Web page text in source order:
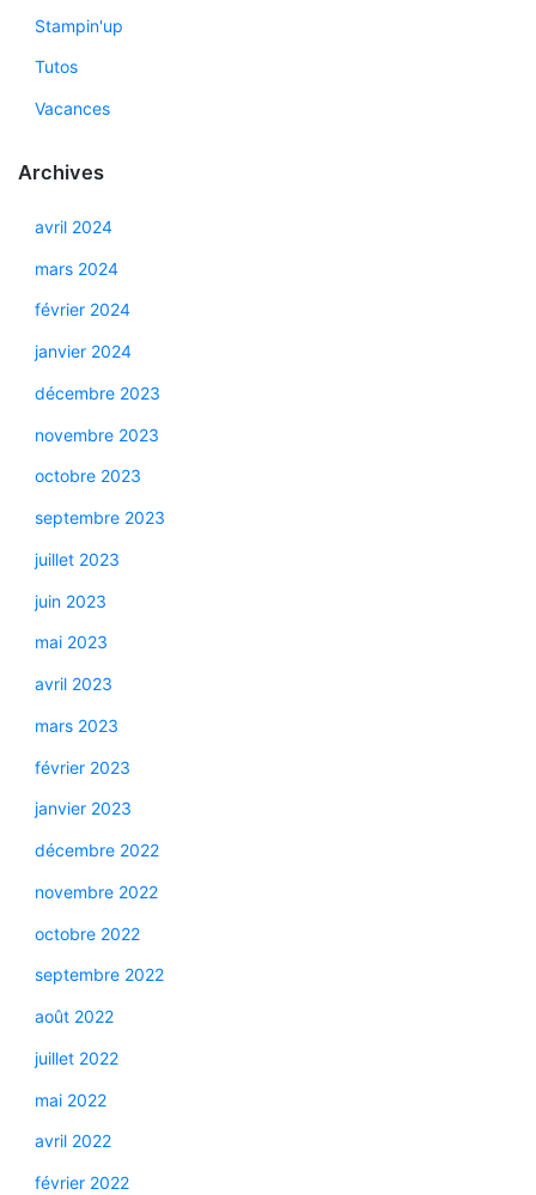
Stampin'up
Tutos
Vacances
Archives
avril 2024
mars 2024
février 2024
janvier 2024
décembre 2023
novembre 2023
octobre 2023
septembre 2023
juillet 2023
juin 2023
mai 2023
avril 2023
mars 2023
février 2023
janvier 2023
décembre 2022
novembre 2022
octobre 2022
septembre 2022
août 2022
juillet 2022
mai 2022
avril 2022
février 2022